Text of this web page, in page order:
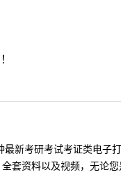
新考研考试考证类电
套资料以及视频，无论